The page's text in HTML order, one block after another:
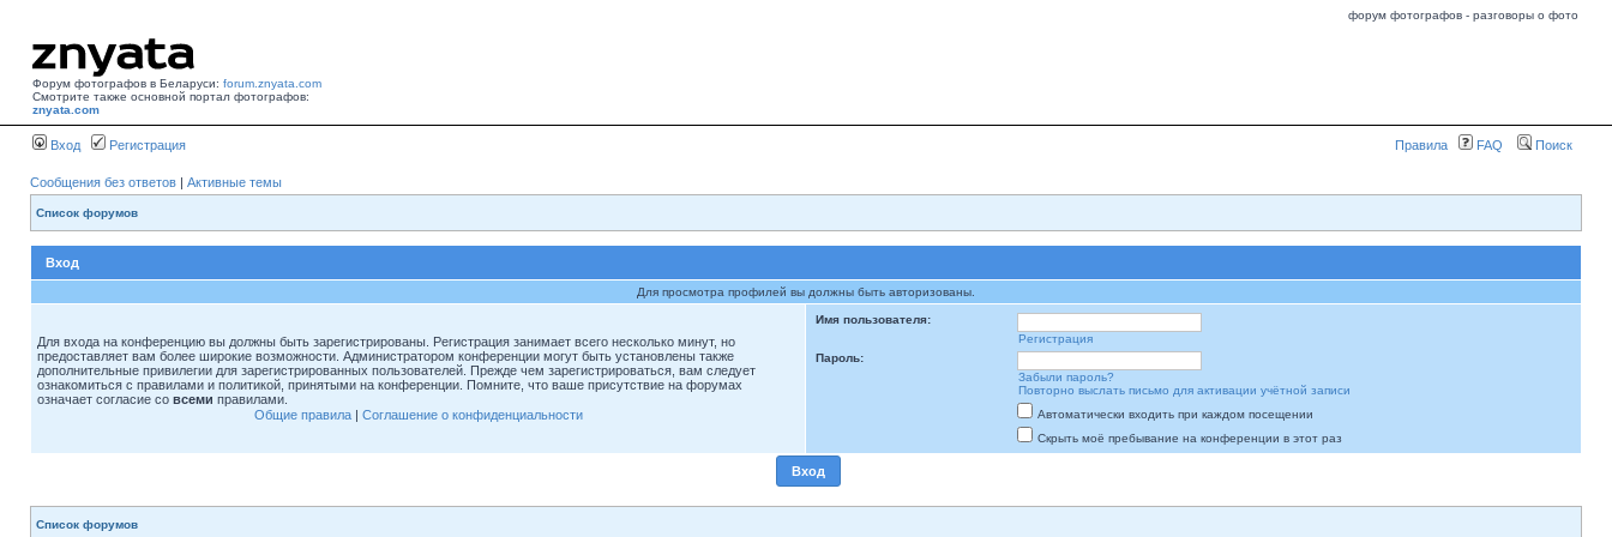
форум фотографов - разговоры о фото
Форум фотографов в Беларуси: forum.znyata.com
Смотрите также основной портал фотографов:
znyata.com
Вход Регистрация Правила FAQ Поиск
Сообщения без ответов | Активные темы
Список форумов
Вход
Для просмотра профилей вы должны быть авторизованы.
Для входа на конференцию вы должны быть зарегистрированы. Регистрация занимает всего несколько минут, но
предоставляет вам более широкие возможности. Администратором конференции могут быть установлены также
дополнительные привилегии для зарегистрированных пользователей. Прежде чем зарегистрироваться, вам следует
ознакомиться с правилами и политикой, принятыми на конференции. Помните, что ваше присутствие на форумах
означает согласие со всеми правилами.
Общие правила| Соглашение о конфиденциальности
Имя пользователя:
Регистрация
Пароль:
Забыли пароль?
Повторно выслать письмо для активации учётной записи
Автоматически входить при каждом посещении
Скрыть моё пребывание на конференции в этот раз
Список форумов